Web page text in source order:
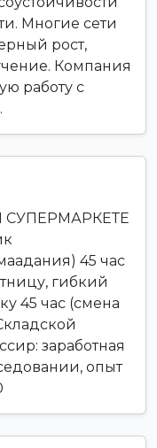
Многие сети
рост,
Компания
работу с
СУПЕРМАРКЕТЕ
45 час
гибкий
45 час (смена
заработная
опыт